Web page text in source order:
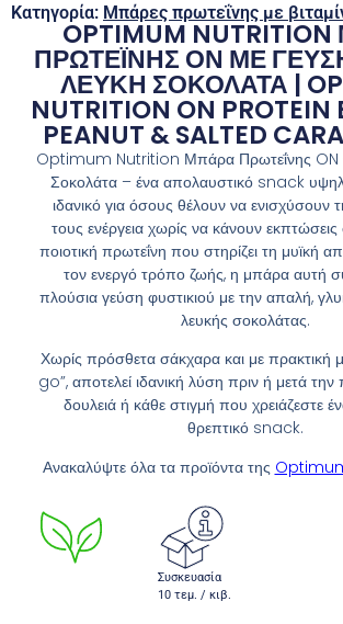
Κατηγορία: Μπάρες πρωτεΐνης με
OPTIMUM
ΠΡΩΤΕΪΝΗΣ ΟΝ ΜΕ
ΛΕΥΚΗ ΣΟΚΟΛΑΤΑ |
NUTRITION ON PROTEIN
PEANUT & SALTED
Optimum Nutrition Μπάρα Πρωτεΐνης ON
Σοκολάτα – ένα απολαυστικό snack
ιδανικό για όσους θέλουν να ενισχύσουν
τους ενέργεια χωρίς να κάνουν
ποιοτική πρωτεΐνη που στηρίζει τη μυϊκή
τον ενεργό τρόπο ζωής, η μπάρα αυτή
πλούσια γεύση φυστικιού με την απαλή,
λευκής σοκολάτας.
Χωρίς πρόσθετα σάκχαρα και με
go”, αποτελεί ιδανική λύση πριν ή μετά
δουλειά ή κάθε στιγμή που χρειάζεστε
θρεπτικό snack.
Ανακαλύψτε όλα τα προϊόντα της
Συσκευασία
10 τεμ. / κιβ.